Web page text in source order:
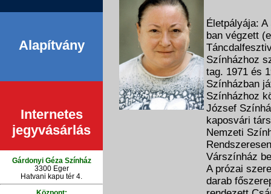
Alapítvány
Internetes
jegyvásárlás
Gárdonyi Géza Színház
3300 Eger
Hatvani kapu tér 4.
Központ:
Életpályája:
ban végzett
Színházhoz
tag. 1971 és
Színházban
Színházhoz
József
kaposvári
Nemzeti
Várszínház
A prózai
darab